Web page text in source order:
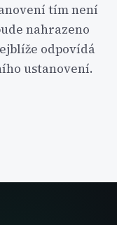
tím není
nahrazeno
odpovídá
ustanovení.